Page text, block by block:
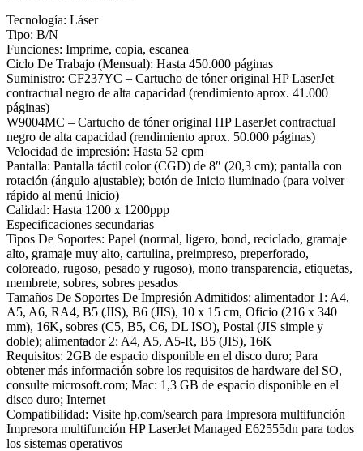
Tecnología: Láser
Tipo: B/N
Funciones: Imprime, copia, escanea
Ciclo De Trabajo (Mensual): Hasta 450.000 páginas
Suministro: CF237YC – Cartucho de tóner original HP LaserJet
contractual negro de alta capacidad (rendimiento aprox. 41.000
páginas)
W9004MC – Cartucho de tóner original HP LaserJet contractual
negro de alta capacidad (rendimiento aprox. 50.000 páginas)
Velocidad de impresión: Hasta 52 cpm
Pantalla: Pantalla táctil color (CGD) de 8″ (20,3 cm); pantalla con
rotación (ángulo ajustable); botón de Inicio iluminado (para volver
rápido al menú Inicio)
Calidad: Hasta 1200 x 1200ppp
Especificaciones secundarias
Tipos De Soportes: Papel (normal, ligero, bond, reciclado, gramaje
alto, gramaje muy alto, cartulina, preimpreso, preperforado,
coloreado, rugoso, pesado y rugoso), mono transparencia, etiquetas,
membrete, sobres, sobres pesados
Tamaños De Soportes De Impresión Admitidos: alimentador 1: A4,
A5, A6, RA4, B5 (JIS), B6 (JIS), 10 x 15 cm, Oficio (216 x 340
mm), 16K, sobres (C5, B5, C6, DL ISO), Postal (JIS simple y
doble); alimentador 2: A4, A5, A5-R, B5 (JIS), 16K
Requisitos: 2GB de espacio disponible en el disco duro; Para
obtener más información sobre los requisitos de hardware del SO,
consulte microsoft.com; Mac: 1,3 GB de espacio disponible en el
disco duro; Internet
Compatibilidad: Visite hp.com/search para Impresora multifunción
Impresora multifunción HP LaserJet Managed E62555dn para todos
los sistemas operativos